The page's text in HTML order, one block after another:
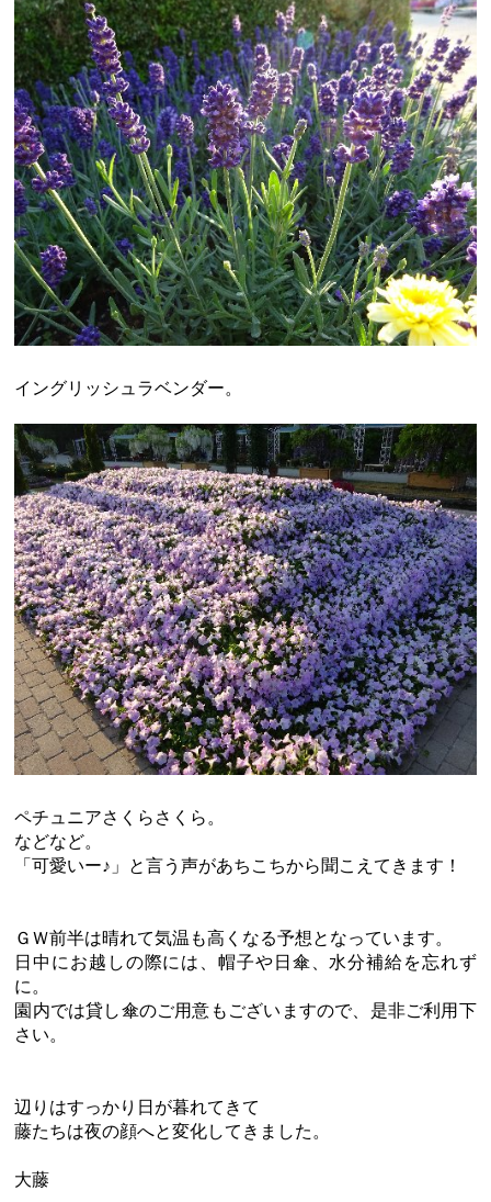
イングリッシュラベンダー。
ペチュニアさくらさくら。
などなど。
「可愛いー♪」と言う声があちこちから聞こえてきます！
ＧＷ前半は晴れて気温も高くなる予想となっています。
日中にお越しの際には、帽子や日傘、水分補給を忘れず
に。
園内では貸し傘のご用意もございますので、是非ご利用下
さい。
辺りはすっかり日が暮れてきて
藤たちは夜の顔へと変化してきました。
大藤